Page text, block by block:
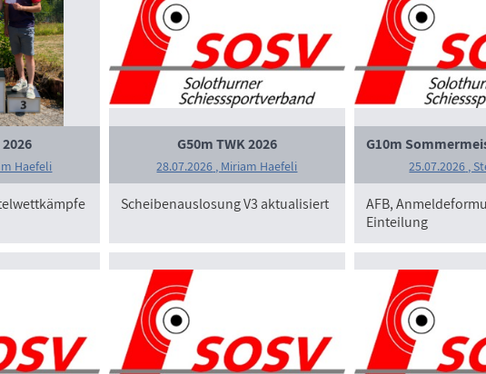
Haefeli
G50m TWK 2026
28.07.2026 , Miriam Haefeli
Scheibenauslosung V3 aktualisiert
G10m
25.07.2026 ,
AFB,
Einteilung